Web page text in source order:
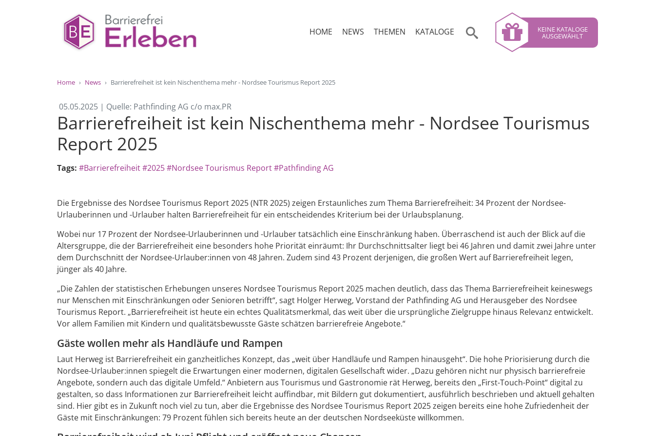
HOME NEWS THEMEN KATALOGE KEINE KATALOGE
AUSGEWÄHLT
Home News Barrierefreiheit ist kein Nischenthema mehr - Nordsee Tourismus Report 2025
05.05.2025 | Quelle: Pathfinding AG c/o max.PR
Barrierefreiheit ist kein Nischenthema mehr - Nordsee Tourismus
Report 2025
Tags: #Barrierefreiheit#2025#Nordsee Tourismus Report#Pathfinding AG
Die Ergebnisse des Nordsee Tourismus Report 2025 (NTR 2025) zeigen Erstaunliches zum Thema Barrierefreiheit: 34 Prozent der Nordsee-
Urlauberinnen und -Urlauber halten Barrierefreiheit für ein entscheidendes Kriterium bei der Urlaubsplanung.
Wobei nur 17 Prozent der Nordsee-Urlauberinnen und -Urlauber tatsächlich eine Einschränkung haben. Überraschend ist auch der Blick auf die
Altersgruppe, die der Barrierefreiheit eine besonders hohe Priorität einräumt: Ihr Durchschnittsalter liegt bei 46 Jahren und damit zwei Jahre unter
dem Durchschnitt der Nordsee-Urlauber:innen von 48 Jahren. Zudem sind 43 Prozent derjenigen, die großen Wert auf Barrierefreiheit legen,
jünger als 40 Jahre.
„Die Zahlen der statistischen Erhebungen unseres Nordsee Tourismus Report 2025 machen deutlich, dass das Thema Barrierefreiheit keineswegs
nur Menschen mit Einschränkungen oder Senioren betrifft“, sagt Holger Herweg, Vorstand der Pathfinding AG und Herausgeber des Nordsee
Tourismus Report. „Barrierefreiheit ist heute ein echtes Qualitätsmerkmal, das weit über die ursprüngliche Zielgruppe hinaus Relevanz entwickelt.
Vor allem Familien mit Kindern und qualitätsbewusste Gäste schätzen barrierefreie Angebote.“
Gäste wollen mehr als Handläufe und Rampen
Laut Herweg ist Barrierefreiheit ein ganzheitliches Konzept, das „weit über Handläufe und Rampen hinausgeht“. Die hohe Priorisierung durch die
Nordsee-Urlauber:innen spiegelt die Erwartungen einer modernen, digitalen Gesellschaft wider. „Dazu gehören nicht nur physisch barrierefreie
Angebote, sondern auch das digitale Umfeld.“ Anbietern aus Tourismus und Gastronomie rät Herweg, bereits den „First-Touch-Point“ digital zu
gestalten, so dass Informationen zur Barrierefreiheit leicht auffindbar, mit Bildern gut dokumentiert, ausführlich beschrieben und aktuell gehalten
sind. Hier gibt es in Zukunft noch viel zu tun, aber die Ergebnisse des Nordsee Tourismus Report 2025 zeigen bereits eine hohe Zufriedenheit der
Gäste mit Einschränkungen: 79 Prozent fühlen sich bereits heute an der deutschen Nordseeküste willkommen.